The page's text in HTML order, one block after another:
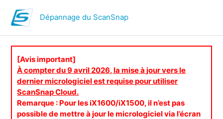
Dépannage du ScanSnap
[Avis important]
À compter du 9 avril 2026, la mise à jour vers le
dernier micrologiciel est requise pour utiliser
ScanSnap Cloud.
Remarque : Pour les iX1600/iX1500, il n’est pas
possible de mettre à jour le micrologiciel via l’écran